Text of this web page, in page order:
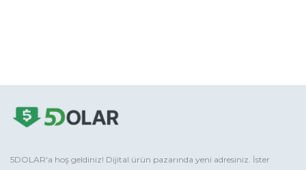
5DOLAR'a hoş geldiniz! Dijital ürün pazarında yeni adresiniz. İster